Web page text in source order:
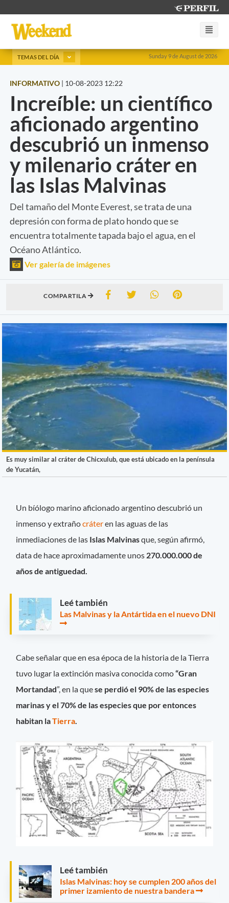
Sunday 9 de August de 2026
TEMAS DEL DÍA
INFORMATIVO | 10-08-2023 12:22
Increíble: un científico
aficionado argentino
descubrió un inmenso
y milenario cráter en
las Islas Malvinas
Del tamaño del Monte Everest, se trata de una
depresión con forma de plato hondo que se
encuentra totalmente tapada bajo el agua, en el
Océano Atlántico.
Ver galería de imágenes
COMPARTILA
Es muy similar al cráter de Chicxulub, que está ubicado en la península
de Yucatán,
Un bíólogo marino aficionado argentino descubrió un
inmenso y extrañocráteren las aguas de las
inmediaciones de las Islas Malvinasque, según afirmó,
data de hace aproximadamente unos 270.000.000 de
años de antiguedad.
Leé también
Las Malvinas y la Antártida en el nuevo DNI
Cabe señalar que en esa época de la historia de la Tierra
tuvo lugar la extinción masiva conocida como“Gran
Mortandad”, en la quese perdió el 90% de las especies
marinas y el 70% de las especies que por entonces
habitan laTierra.
Leé también
Islas Malvinas: hoy se cumplen 200 años del
primer izamiento de nuestra bandera